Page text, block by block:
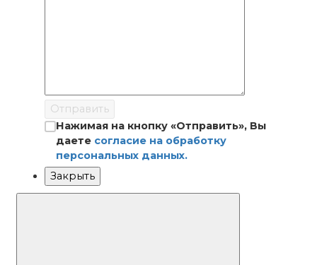
Отправить
Нажимая на кнопку «Отправить», Вы
даете согласие на обработку
персональных данных.
Закрыть